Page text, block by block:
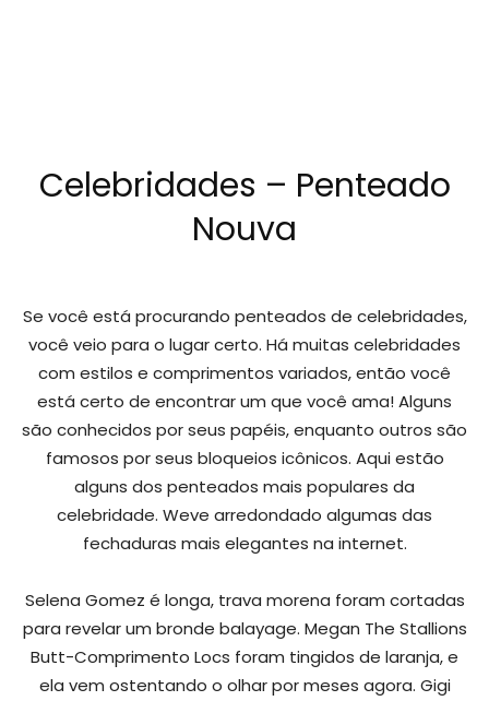
Celebridades – Penteado
Nouva
Se você está procurando penteados de celebridades,
você veio para o lugar certo. Há muitas celebridades
com estilos e comprimentos variados, então você
está certo de encontrar um que você ama! Alguns
são conhecidos por seus papéis, enquanto outros são
famosos por seus bloqueios icônicos. Aqui estão
alguns dos penteados mais populares da
celebridade. Weve arredondado algumas das
fechaduras mais elegantes na internet.
Selena Gomez é longa, trava morena foram cortadas
para revelar um bronde balayage. Megan The Stallions
Butt-Comprimento Locs foram tingidos de laranja, e
ela vem ostentando o olhar por meses agora. Gigi